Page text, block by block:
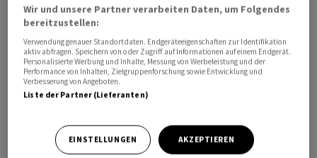
zusammenzubringen. Das sei auch in ihrem Beruf
wichtig.
Galladé war bereits von 1997 bis 2003 Kantonsrätin. Für
die SP sass sie anschliessend bis 2018 im Nationalrat. Im
Februar 2019 wechselte sie von der SP zur GLP. Grund
Jahren sitzt Galladé für die GLP im Zürcher Kantonsrat.
2023 versuchte sie den Sprung zurück unter die
Wir und unsere Partner verarbeiten Daten, um Folgendes
bereitzustellen:
Verwendung genauer Standortdaten. Endgeräteeigenschaften zur Identifikation
aktiv abfragen. Speichern von oder Zugriff auf Informationen auf einem Endgerät.
Personalisierte Werbung und Inhalte, Messung von Werbeleistung und der
Performance von Inhalten, Zielgruppenforschung sowie Entwicklung und
Verbesserung von Angeboten.
Liste der Partner (Lieferanten)
EINSTELLUNGEN AKZEPTIEREN